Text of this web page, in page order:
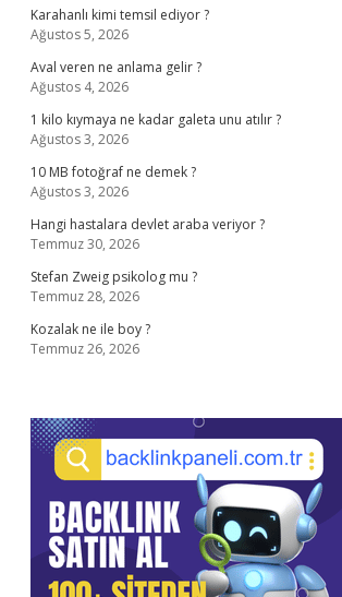
Karahanlı kimi temsil ediyor ?
Ağustos 5, 2026
Aval veren ne anlama gelir ?
Ağustos 4, 2026
1 kilo kıymaya ne kadar galeta unu atılır ?
Ağustos 3, 2026
10 MB fotoğraf ne demek ?
Ağustos 3, 2026
Hangi hastalara devlet araba veriyor ?
Temmuz 30, 2026
Stefan Zweig psikolog mu ?
Temmuz 28, 2026
Kozalak ne ile boy ?
Temmuz 26, 2026